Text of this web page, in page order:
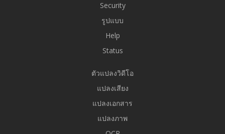
Security
รูปแบบ
Help
Status
ตัวแปลงวิดีโอ
แปลงเสียง
แปลงเอกสาร
แปลงภาพ